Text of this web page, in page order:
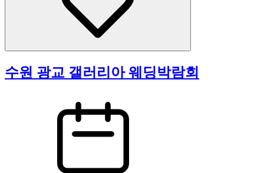
수원 광교 갤러리아 웨딩박람회